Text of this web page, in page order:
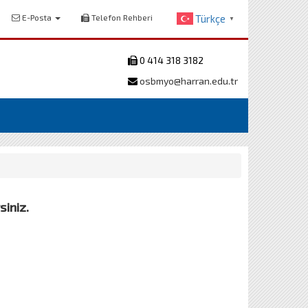
E-Posta Telefon Rehberi Türkçe ▼
0 414 318 3182
osbmyo@harran.edu.tr